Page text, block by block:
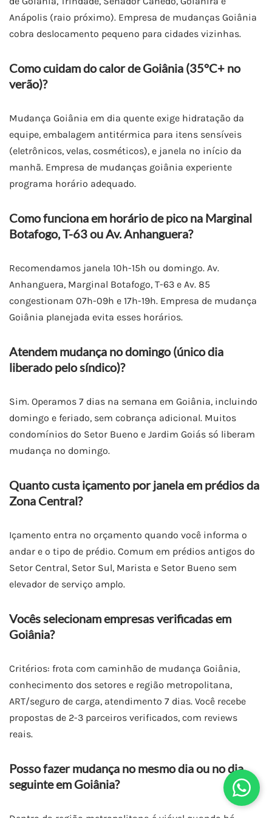
Anápolis (raio próximo). Empresa de mudanças Goiânia
cobra deslocamento pequeno para cidades vizinhas.
Como cuidam do calor de Goiânia (35°C+ no
verão)?
Mudança Goiânia em dia quente exige hidratação da
equipe, embalagem antitérmica para itens sensíveis
(eletrônicos, velas, cosméticos), e janela no início da
manhã. Empresa de mudanças goiânia experiente
programa horário adequado.
Como funciona em horário de pico na Marginal
Botafogo, T-63 ou Av. Anhanguera?
Recomendamos janela 10h-15h ou domingo. Av.
Anhanguera, Marginal Botafogo, T-63 e Av. 85
congestionam 07h-09h e 17h-19h. Empresa de mudança
Goiânia planejada evita esses horários.
Atendem mudança no domingo (único dia
liberado pelo síndico)?
Sim. Operamos 7 dias na semana em Goiânia, incluindo
domingo e feriado, sem cobrança adicional. Muitos
condomínios do Setor Bueno e Jardim Goiás só liberam
mudança no domingo.
Quanto custa içamento por janela em prédios da
Zona Central?
Içamento entra no orçamento quando você informa o
andar e o tipo de prédio. Comum em prédios antigos do
Setor Central, Setor Sul, Marista e Setor Bueno sem
elevador de serviço amplo.
Vocês selecionam empresas verificadas em
Goiânia?
Critérios: frota com caminhão de mudança Goiânia,
conhecimento dos setores e região metropolitana,
ART/seguro de carga, atendimento 7 dias. Você recebe
propostas de 2-3 parceiros verificados, com reviews
reais.
Posso fazer mudança no mesmo dia ou no dia
seguinte em Goiânia?